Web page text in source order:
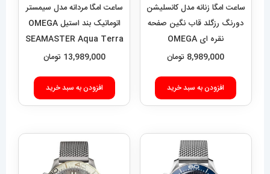
ساعت امگا زنانه مدل کانسلیشن
دورنگ رزگلد قاب نگین صفحه
نقره ای OMEGA
CONSTELLATION
8,989,000 تومان
افزودن به سبد خرید
ساعت امگا مردانه مدل سیمستر
اتوماتیک بند استیل OMEGA
SEAMASTER Aqua Terra
021582
13,989,000 تومان
افزودن به سبد خرید